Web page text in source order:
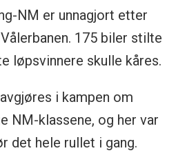
NM er unnagjort etter
175 biler stilte
løpsvinnere skulle kåres.
i kampen om
NM-klassene, og her var
det hele rullet i gang.